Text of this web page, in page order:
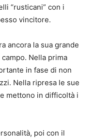
“rusticani” con i
vincitore.
ancora la sua grande
Nella prima
in fase di non
Nella ripresa le sue
mettono in difficoltà i
poi con il